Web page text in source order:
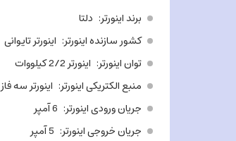
برند اینورتر دلتا
کشور سازنده اینورتر اینورتر تایوانی
توان اینورتر اینورتر 2/2 کیلووات
منبع الکتریکی اینورتر اینورتر سه فاز
جریان ورودی اینورتر 6 آمپر
جریان خروجی اینورتر 5 آمپر